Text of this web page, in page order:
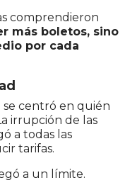
comprendieron
más boletos, sino
por cada
centró en quién
irrupción de las
a todas las
tarifas.
a un límite.